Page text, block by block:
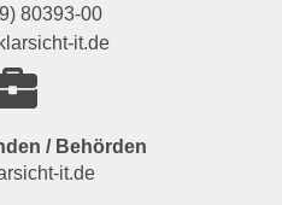
80393-00
it.de
/ Behörden
it.de